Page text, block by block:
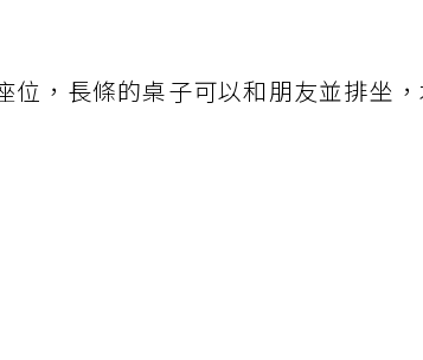
，長條的桌子可以和朋友並排坐